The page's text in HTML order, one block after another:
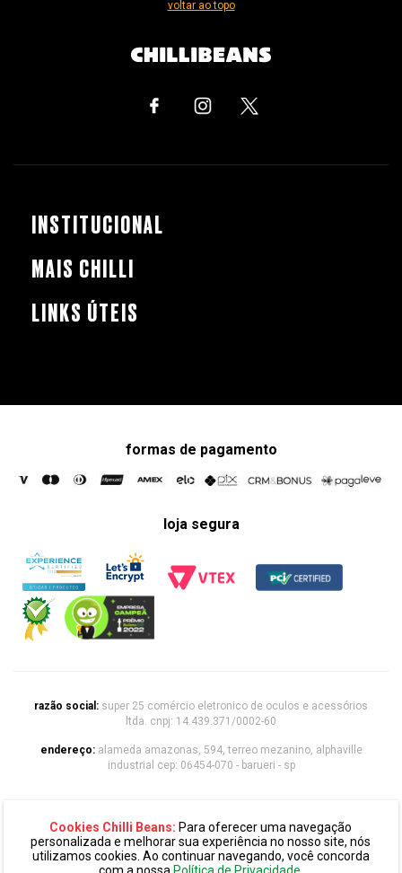
Cookies Chilli Beans: Para oferecer uma navegação
personalizada e melhorar sua experiência no nosso site, nós
utilizamos cookies. Ao continuar navegando, você concorda
voltar ao topo
INSTITUCIONAL
MAIS CHILLI
LINKS ÚTEIS
formas de pagamento
loja segura
razão social: super 25 comércio eletronico de oculos e acessórios
ltda. cnpj: 14.439.371/0002-60
endereço: alameda amazonas, 594, terreo mezanino, alphaville
industrial cep: 06454-070 - barueri - sp
chilli beans 2020 | todos os direitos reservados